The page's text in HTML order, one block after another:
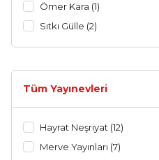
Ömer Kara (1)
Sıtkı Gülle (2)
Tüm Yayınevleri
Hayrat Neşriyat (12)
Merve Yayınları (7)